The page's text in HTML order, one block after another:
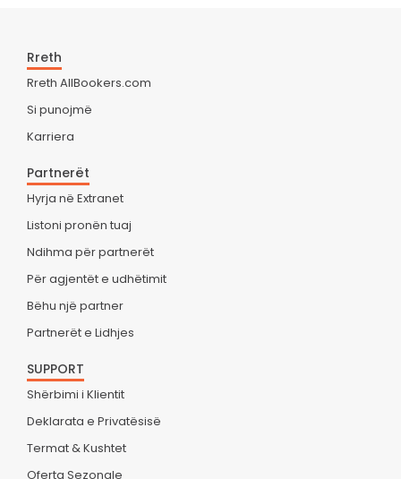
Rreth
Rreth AllBookers.com
Si punojmë
Karriera
Partnerët
Hyrja në Extranet
Listoni pronën tuaj
Ndihma për partnerët
Për agjentët e udhëtimit
Bëhu një partner
Partnerët e Lidhjes
SUPPORT
Shërbimi i Klientit
Deklarata e Privatësisë
Termat & Kushtet
Oferta Sezonale